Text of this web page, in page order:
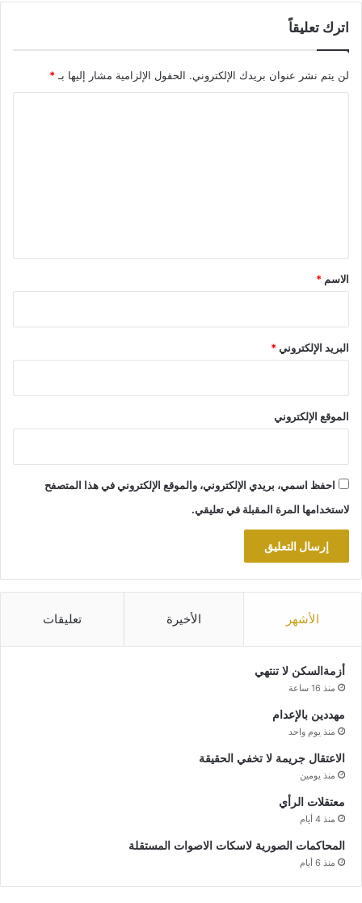
اترك تعليقاً
لن يتم نشر عنوان بريدك الإلكتروني. الحقول الإلزامية مشار إليها بـ *
*
الاسم *
البريد الإلكتروني*
الموقع الإلكتروني
احفظ اسمي، بريدي الإلكتروني، والموقع الإلكتروني في هذا المتصفح
لاستخدامها المرة المقبلة في تعليقي.
الأشهر الأخيرة تعليقات
أزمةالسكن لا تنتهي
منذ 16 ساعة
مهددين بالإعدام
منذ يوم واحد
الاعتقال جريمة لا تخفي الحقيقة
منذ يومين
معتقلات الرأي
منذ 4 أيام
المحاكمات الصورية لاسكات الاصوات المستقلة
منذ 6 أيام